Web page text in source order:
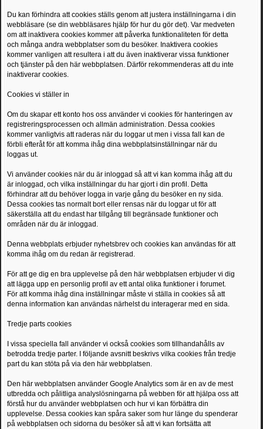
Du kan förhindra att cookies ställs genom att justera inställningarna i din
webbläsare (se din webbläsares hjälp för hur du gör det). Var medveten
om att inaktivera cookies kommer att påverka funktionaliteten för detta
och många andra webbplatser som du besöker. Inaktivera cookies
kommer vanligen att resultera i att du även inaktiverar vissa funktioner
och tjänster på den här webbplatsen. Därför rekommenderas att du inte
inaktiverar cookies.
Cookies vi ställer in
Om du skapar ett konto hos oss använder vi cookies för hanteringen av
registreringsprocessen och allmän administration. Dessa cookies
kommer vanligtvis att raderas när du loggar ut men i vissa fall kan de
förbli efteråt för att komma ihåg dina webbplatsinställningar när du
loggas ut.
Vi använder cookies när du är inloggad så att vi kan komma ihåg att du
är inloggad, och vilka inställningar du har gjort i din profil. Detta
förhindrar att du behöver logga in varje gång du besöker en ny sida.
Dessa cookies tas normalt bort eller rensas när du loggar ut för att
säkerställa att du endast har tillgång till begränsade funktioner och
områden när du är inloggad.
Denna webbplats erbjuder nyhetsbrev och cookies kan användas för att
komma ihåg om du redan är registrerad.
För att ge dig en bra upplevelse på den här webbplatsen erbjuder vi dig
att lägga upp en personlig profil av ett antal olika funktioner i forumet.
För att komma ihåg dina inställningar måste vi ställa in cookies så att
denna information kan användas närhelst du interagerar med en sida.
Tredje parts cookies
I vissa speciella fall använder vi också cookies som tillhandahålls av
betrodda tredje parter. I följande avsnitt beskrivs vilka cookies från tredje
part du kan stöta på via den här webbplatsen.
Den här webbplatsen använder Google Analytics som är en av de mest
utbredda och pålitliga analyslösningarna på webben för att hjälpa oss att
förstå hur du använder webbplatsen och hur vi kan förbättra din
upplevelse. Dessa cookies kan spåra saker som hur länge du spenderar
på webbplatsen och sidorna du besöker så att vi kan fortsätta att